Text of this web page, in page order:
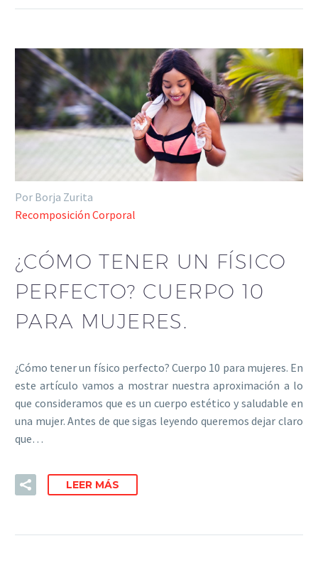
Por Borja Zurita
Recomposición Corporal
¿CÓMO TENER UN FÍSICO
PERFECTO? CUERPO 10
PARA MUJERES.
¿Cómo tener un físico perfecto? Cuerpo 10 para mujeres. En
este artículo vamos a mostrar nuestra aproximación a lo
que consideramos que es un cuerpo estético y saludable en
una mujer. Antes de que sigas leyendo queremos dejar claro
que…
LEER MÁS